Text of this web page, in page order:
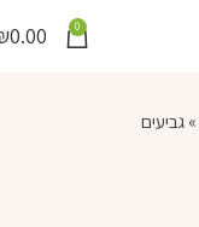
0
0.00
» גביעים